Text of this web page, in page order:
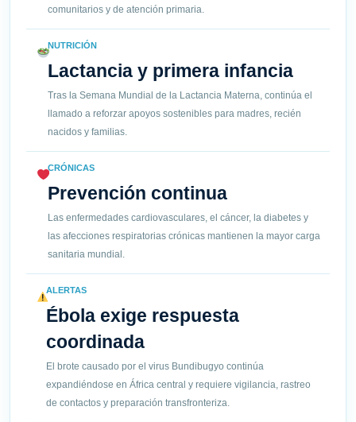
comunitarios y de atención primaria.
NUTRICIÓN
Lactancia y primera infancia
Tras la Semana Mundial de la Lactancia Materna, continúa el
llamado a reforzar apoyos sostenibles para madres, recién
nacidos y familias.
CRÓNICAS
Prevención continua
Las enfermedades cardiovasculares, el cáncer, la diabetes y
las afecciones respiratorias crónicas mantienen la mayor carga
sanitaria mundial.
ALERTAS
Ébola exige respuesta
coordinada
El brote causado por el virus Bundibugyo continúa
expandiéndose en África central y requiere vigilancia, rastreo
de contactos y preparación transfronteriza.